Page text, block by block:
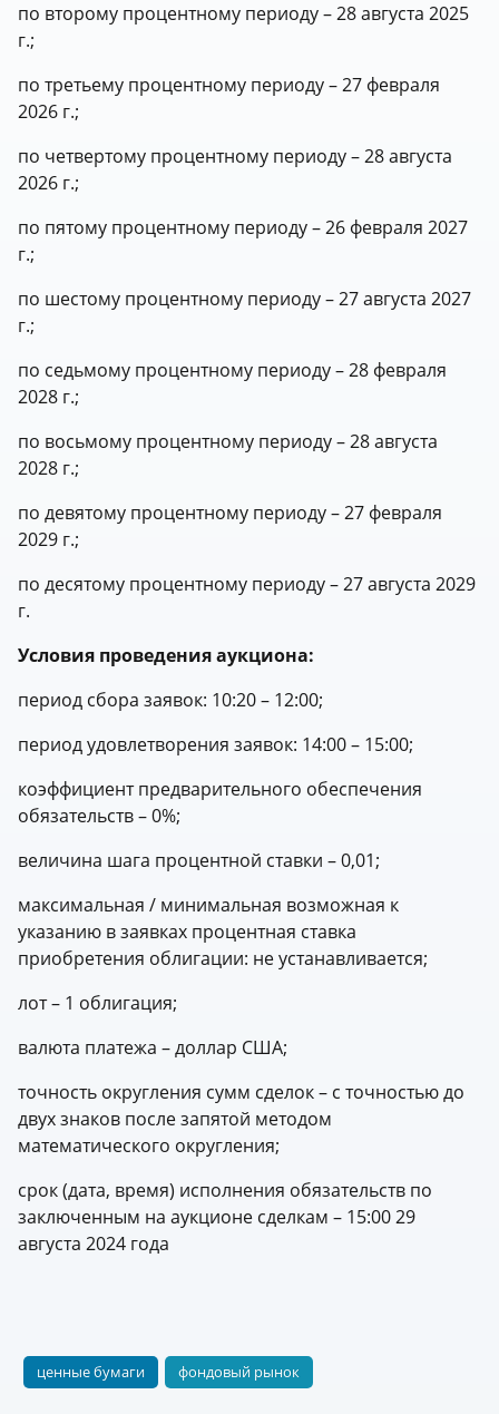
по второму процентному периоду – 28 августа 2025
г.;
по третьему процентному периоду – 27 февраля
2026 г.;
по четвертому процентному периоду – 28 августа
2026 г.;
по пятому процентному периоду – 26 февраля 2027
г.;
по шестому процентному периоду – 27 августа 2027
г.;
по седьмому процентному периоду – 28 февраля
2028 г.;
по восьмому процентному периоду – 28 августа
2028 г.;
по девятому процентному периоду – 27 февраля
2029 г.;
по десятому процентному периоду – 27 августа 2029
г.
Условия проведения аукциона:
период сбора заявок: 10:20 – 12:00;
период удовлетворения заявок: 14:00 – 15:00;
коэффициент предварительного обеспечения
обязательств – 0%;
величина шага процентной ставки – 0,01;
максимальная / минимальная возможная к
указанию в заявках процентная ставка
приобретения облигации: не устанавливается;
лот – 1 облигация;
валюта платежа – доллар США;
точность округления сумм сделок – с точностью до
двух знаков после запятой методом
математического округления;
срок (дата, время) исполнения обязательств по
заключенным на аукционе сделкам – 15:00 29
августа 2024 года
ценные бумаги фондовый рынок